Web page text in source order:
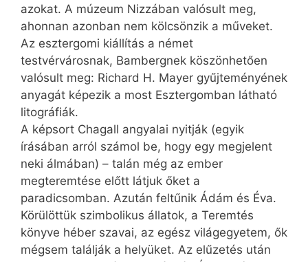
azokat. A múzeum Nizzában valósult meg,
ahonnan azonban nem kölcsönzik a műveket.
Az esztergomi kiállítás a német
testvérvárosnak, Bambergnek köszönhetően
valósult meg: Richard H. Mayer gyűjteményének
anyagát képezik a most Esztergomban látható
litográfiák.
A képsort Chagall angyalai nyitják (egyik
írásában arról számol be, hogy egy megjelent
neki álmában) – talán még az ember
megteremtése előtt látjuk őket a
paradicsomban. Azután feltűnik Ádám és Éva.
Körülöttük szimbolikus állatok, a Teremtés
könyve héber szavai, az egész világegyetem, ők
mégsem találják a helyüket. Az elűzetés után